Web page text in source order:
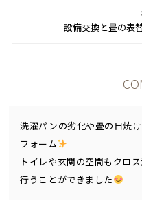
設備交換と畳の表
洗濯パンの劣化や畳の日焼
フォーム
トイレや玄関の空間もクロ
行うことができました